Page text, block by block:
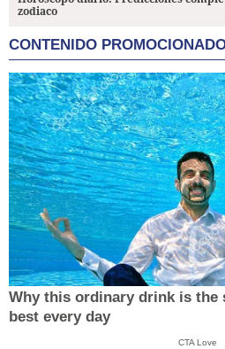
zodiaco
CONTENIDO
Why this ordinary drink is the
best every day
CTA Love